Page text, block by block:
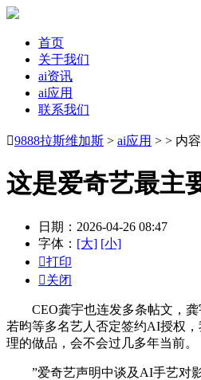
首页
关于我们
ai资讯
ai应用
联系我们
9888拉斯维加斯 > ai应用 > > 内容
这是爱奇艺最主
日期：2026-04-26 08:47
字体： [大] [小]
打印
关闭
CEO龚宇也连发多条帖文，龚
若昀等多名艺人否定签约AI授权
理的做品，会不会过几多年当前。
”爱奇艺声明中谈及AI手艺对影